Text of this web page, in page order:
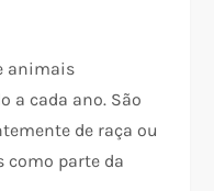
animais
a cada ano. São
de raça ou
como parte da